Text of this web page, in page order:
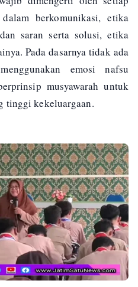
berkomunikasi, etika
saran serta solusi, etika
Pada dasarnya tidak ada
emosi nafsu
musyawarah untuk
tinggi kekeluargaan.